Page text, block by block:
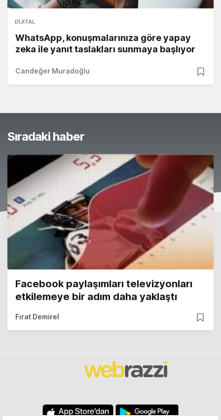
DIJITAL
WhatsApp, konuşmalarınıza göre yapay
zeka ile yanıt taslakları sunmaya başlıyor
Candeğer Muradoğlu
Sıradaki haber
Facebook paylaşımları televizyonları
etkilemeye bir adım daha yaklaştı
Fırat Demirel